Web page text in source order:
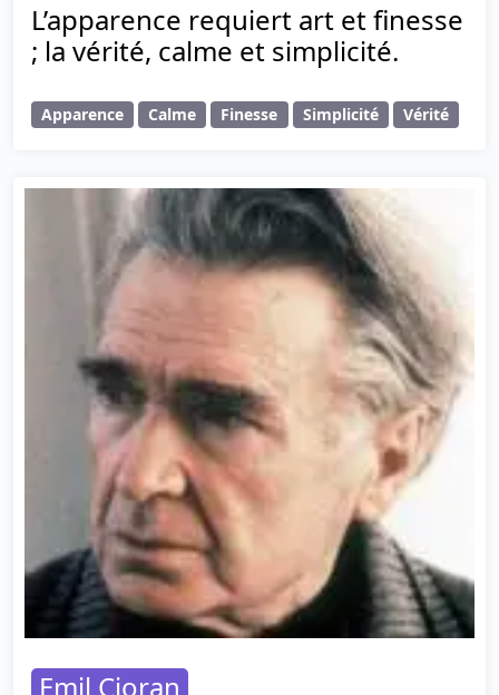
L’apparence requiert art et finesse
; la vérité, calme et simplicité.
Apparence Calme Finesse Simplicité Vérité
Emil Cioran